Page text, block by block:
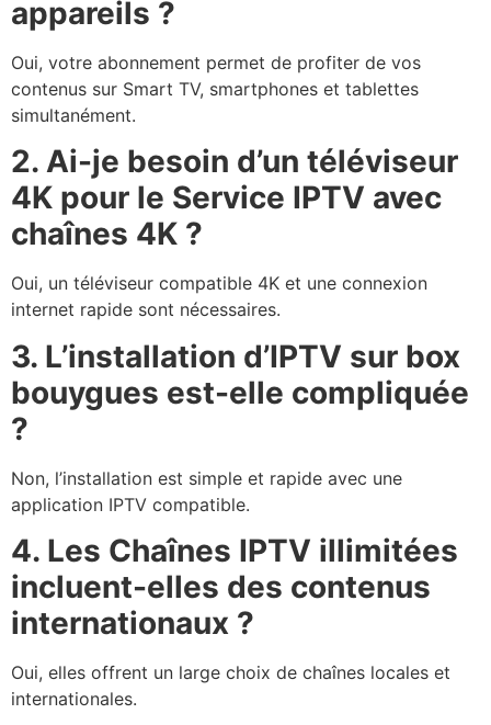
appareils ?
Oui, votre abonnement permet de profiter de vos
contenus sur Smart TV, smartphones et tablettes
simultanément.
2. Ai-je besoin d’un téléviseur
4K pour le Service IPTV avec
chaînes 4K ?
Oui, un téléviseur compatible 4K et une connexion
internet rapide sont nécessaires.
3. L’installation d’IPTV sur box
bouygues est-elle compliquée
?
Non, l’installation est simple et rapide avec une
application IPTV compatible.
4. Les Chaînes IPTV illimitées
incluent-elles des contenus
internationaux ?
Oui, elles offrent un large choix de chaînes locales et
internationales.